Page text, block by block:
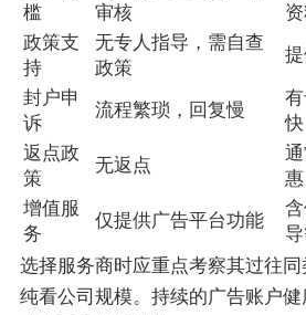
槛
审核
政策支
持
无专人指导，需自查
政策
封户申
诉
流程繁琐，回复慢
快
返点政
策
无返点
惠
增值服
务
仅提供广告平台功能
选择服务商时应重点考察其过往
纯看公司规模。持续的广告账户